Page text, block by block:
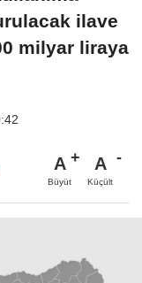
ilave
milyar liraya
A
Büyüt
A
Küçült